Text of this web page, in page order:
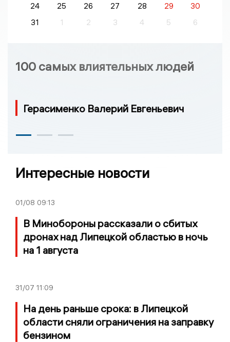
24
25 26 27 28 29
30
31
1 2 3 4 5 6
100 самых влиятельных людей
Герасименко Валерий Евгеньевич
Интересные новости
01/08 09:13
В Минобороны рассказали о сбитых
дронах над Липецкой областью в ночь
на 1 августа
31/07 11:09
На день раньше срока: в Липецкой
области сняли ограничения на заправку
бензином